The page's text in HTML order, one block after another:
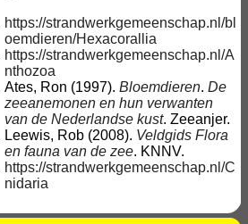
https://strandwerkgemeenschap.nl/bl
oemdieren/Hexacorallia
https://strandwerkgemeenschap.nl/A
nthozoa
Ates, Ron (1997). Bloemdieren. De
zeeanemonen en hun verwanten
van de Nederlandse kust. Zeeanjer.
Leewis, Rob (2008). Veldgids Flora
en fauna van de zee. KNNV.
https://strandwerkgemeenschap.nl/C
nidaria